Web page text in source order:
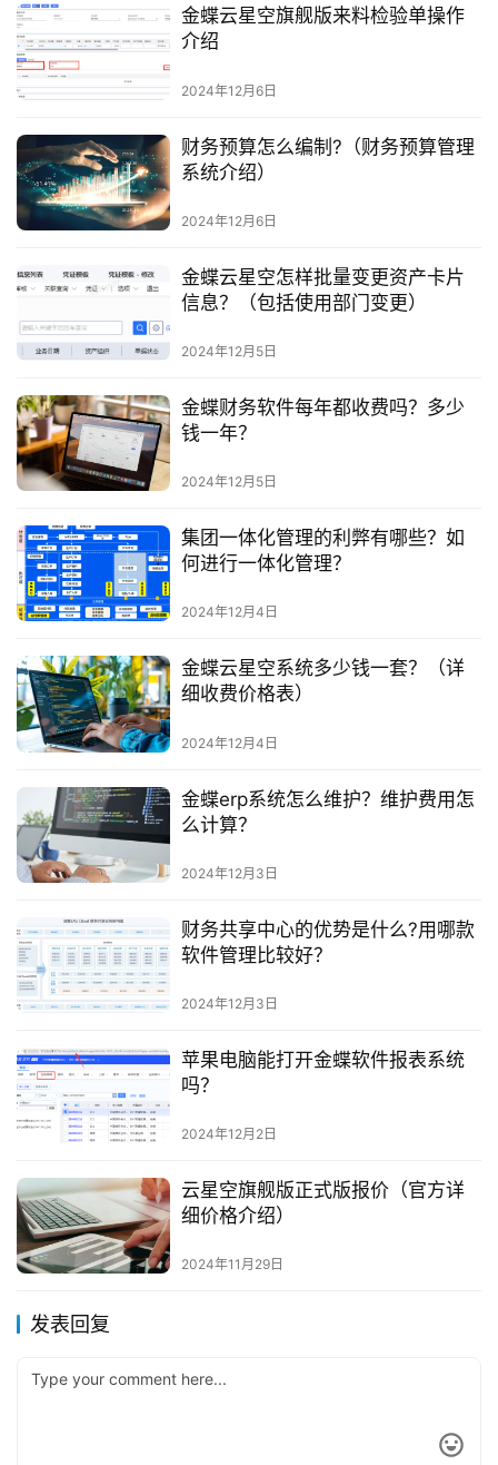
金蝶云星空旗舰版来料检验单操作
介绍
2024年12月6日
财务预算怎么编制?（财务预算管理
系统介绍）
2024年12月6日
金蝶云星空怎样批量变更资产卡片
信息？（包括使用部门变更）
2024年12月5日
金蝶财务软件每年都收费吗？多少
钱一年？
2024年12月5日
集团一体化管理的利弊有哪些？如
何进行一体化管理？
2024年12月4日
金蝶云星空系统多少钱一套？（详
细收费价格表）
2024年12月4日
金蝶erp系统怎么维护？维护费用怎
么计算？
2024年12月3日
财务共享中心的优势是什么?用哪款
软件管理比较好？
2024年12月3日
苹果电脑能打开金蝶软件报表系统
吗？
2024年12月2日
云星空旗舰版正式版报价（官方详
细价格介绍）
2024年11月29日
发表回复